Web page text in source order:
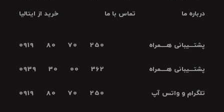
درباره ما تماس با ما خرید از ایتالیا
پشتـــیبانی هــــمراه 0919 80 70 250
پشتـــیبانی هــــمراه 0939 30 00 362
تلگرام و واتس آپ 0919 80 70 250